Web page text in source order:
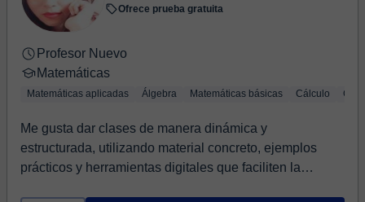
Ofrece prueba gratuita
Profesor Nuevo
Matemáticas
Matemáticas aplicadas Álgebra Matemáticas básicas Cálculo
Me gusta dar clases de manera dinámica y
estructurada, utilizando material concreto, ejemplos
prácticos y herramientas digitales que faciliten la